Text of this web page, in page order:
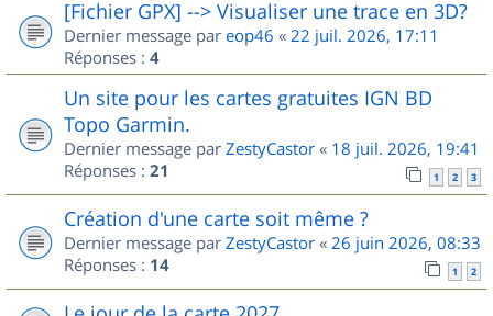
[Fichier GPX] --> Visualiser une trace en 3D?
Dernier message par eop46 « 22 juil. 2026, 17:11
Réponses : 4
Un site pour les cartes gratuites IGN BD
Topo Garmin.
Dernier message par ZestyCastor « 18 juil. 2026, 19:41
Réponses : 21 1 2 3
Création d'une carte soit même ?
Dernier message par ZestyCastor « 26 juin 2026, 08:33
Réponses : 14 1 2